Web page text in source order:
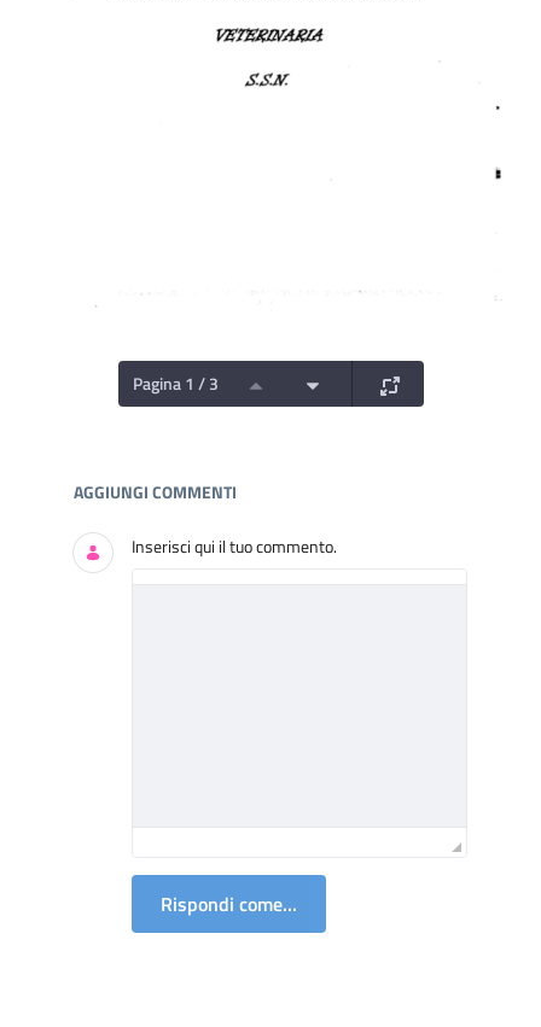
Pagina 1 / 3
Documenti e Media
AGGIUNGI COMMENTI
Inserisci qui il tuo commento.
Rispondi come...